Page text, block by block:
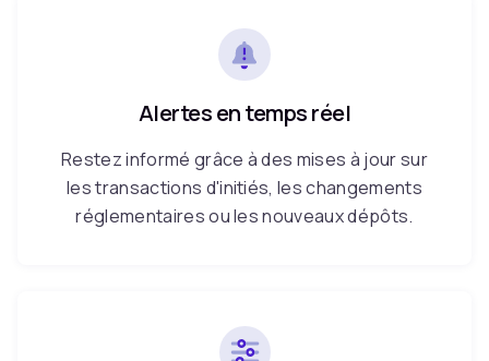
Alertes en temps réel
Restez informé grâce à des mises à jour sur
les transactions d'initiés, les changements
réglementaires ou les nouveaux dépôts.